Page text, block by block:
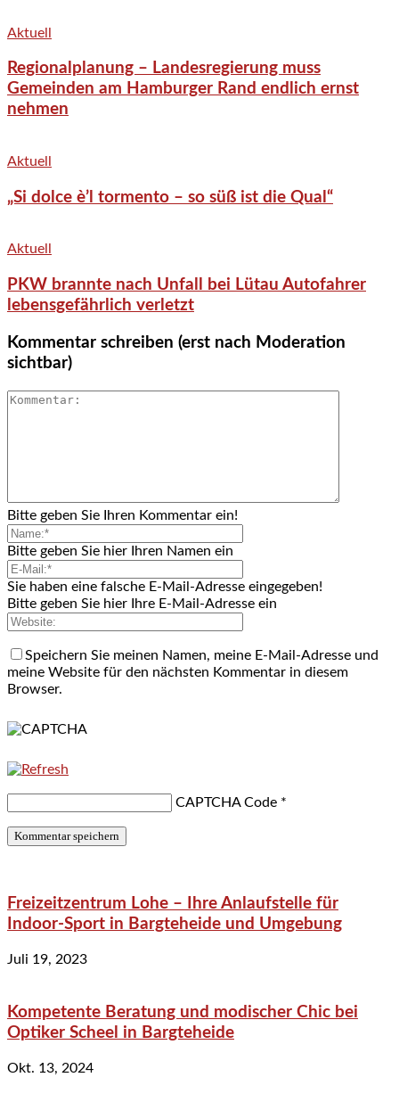
Aktuell
Regionalplanung – Landesregierung muss
Gemeinden am Hamburger Rand endlich ernst
nehmen
Aktuell
„Si dolce è’l tormento – so süß ist die Qual“
Aktuell
PKW brannte nach Unfall bei Lütau Autofahrer
lebensgefährlich verletzt
Kommentar schreiben (erst nach Moderation
sichtbar)
Bitte geben Sie Ihren Kommentar ein!
Bitte geben Sie hier Ihren Namen ein
Sie haben eine falsche E-Mail-Adresse eingegeben!
Bitte geben Sie hier Ihre E-Mail-Adresse ein
Speichern Sie meinen Namen, meine E-Mail-Adresse und
meine Website für den nächsten Kommentar in diesem
Browser.
CAPTCHA Code *
Freizeitzentrum Lohe – Ihre Anlaufstelle für
Indoor-Sport in Bargteheide und Umgebung
Juli 19, 2023
Kompetente Beratung und modischer Chic bei
Optiker Scheel in Bargteheide
Okt. 13, 2024